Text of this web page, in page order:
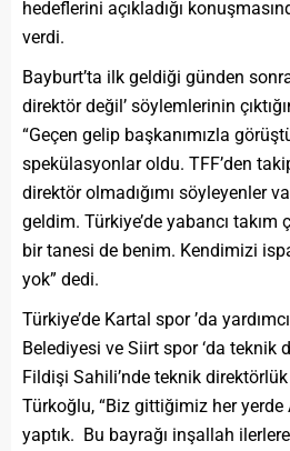
hedeflerini açıkladığı
verdi.
Bayburt’ta ilk geldiği günden
direktör değil’ söylemlerinin
“Geçen gelip başkanımızla
spekülasyonlar oldu. TFF’den
direktör olmadığımı söyleyenler
geldim. Türkiye’de yabancı takım
bir tanesi de benim. Kendimizi
yok” dedi.
Türkiye’de Kartal spor ’da
Belediyesi ve Siirt spor ‘da teknik
Fildişi Sahili’nde teknik direktörlük
Türkoğlu, “Biz gittiğimiz her yerde
yaptık. Bu bayrağı inşallah